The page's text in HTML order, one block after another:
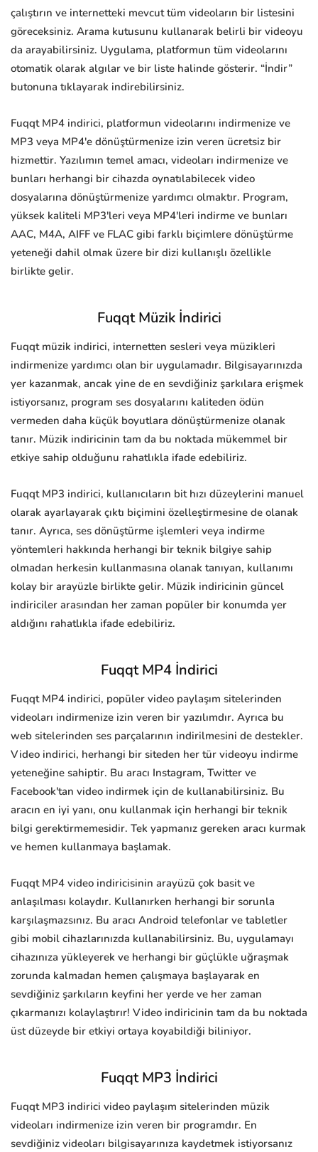
çalıştırın ve internetteki mevcut tüm videoların bir listesini
göreceksiniz. Arama kutusunu kullanarak belirli bir videoyu
da arayabilirsiniz. Uygulama, platformun tüm videolarını
otomatik olarak algılar ve bir liste halinde gösterir. “İndir”
butonuna tıklayarak indirebilirsiniz.
Fuqqt MP4 indirici, platformun videolarını indirmenize ve
MP3 veya MP4'e dönüştürmenize izin veren ücretsiz bir
hizmettir. Yazılımın temel amacı, videoları indirmenize ve
bunları herhangi bir cihazda oynatılabilecek video
dosyalarına dönüştürmenize yardımcı olmaktır. Program,
yüksek kaliteli MP3'leri veya MP4'leri indirme ve bunları
AAC, M4A, AIFF ve FLAC gibi farklı biçimlere dönüştürme
yeteneği dahil olmak üzere bir dizi kullanışlı özellikle
birlikte gelir.
Fuqqt Müzik İndirici
Fuqqt müzik indirici, internetten sesleri veya müzikleri
indirmenize yardımcı olan bir uygulamadır. Bilgisayarınızda
yer kazanmak, ancak yine de en sevdiğiniz şarkılara erişmek
istiyorsanız, program ses dosyalarını kaliteden ödün
vermeden daha küçük boyutlara dönüştürmenize olanak
tanır. Müzik indiricinin tam da bu noktada mükemmel bir
etkiye sahip olduğunu rahatlıkla ifade edebiliriz.
Fuqqt MP3 indirici, kullanıcıların bit hızı düzeylerini manuel
olarak ayarlayarak çıktı biçimini özelleştirmesine de olanak
tanır. Ayrıca, ses dönüştürme işlemleri veya indirme
yöntemleri hakkında herhangi bir teknik bilgiye sahip
olmadan herkesin kullanmasına olanak tanıyan, kullanımı
kolay bir arayüzle birlikte gelir. Müzik indiricinin güncel
indiriciler arasından her zaman popüler bir konumda yer
aldığını rahatlıkla ifade edebiliriz.
Fuqqt MP4 İndirici
Fuqqt MP4 indirici, popüler video paylaşım sitelerinden
videoları indirmenize izin veren bir yazılımdır. Ayrıca bu
web sitelerinden ses parçalarının indirilmesini de destekler.
Video indirici, herhangi bir siteden her tür videoyu indirme
yeteneğine sahiptir. Bu aracı Instagram, Twitter ve
Facebook'tan video indirmek için de kullanabilirsiniz. Bu
aracın en iyi yanı, onu kullanmak için herhangi bir teknik
bilgi gerektirmemesidir. Tek yapmanız gereken aracı kurmak
ve hemen kullanmaya başlamak.
Fuqqt MP4 video indiricisinin arayüzü çok basit ve
anlaşılması kolaydır. Kullanırken herhangi bir sorunla
karşılaşmazsınız. Bu aracı Android telefonlar ve tabletler
gibi mobil cihazlarınızda kullanabilirsiniz. Bu, uygulamayı
cihazınıza yükleyerek ve herhangi bir güçlükle uğraşmak
zorunda kalmadan hemen çalışmaya başlayarak en
sevdiğiniz şarkıların keyfini her yerde ve her zaman
çıkarmanızı kolaylaştırır! Video indiricinin tam da bu noktada
üst düzeyde bir etkiyi ortaya koyabildiği biliniyor.
Fuqqt MP3 İndirici
Fuqqt MP3 indirici video paylaşım sitelerinden müzik
videoları indirmenize izin veren bir programdır. En
sevdiğiniz videoları bilgisayarınıza kaydetmek istiyorsanız